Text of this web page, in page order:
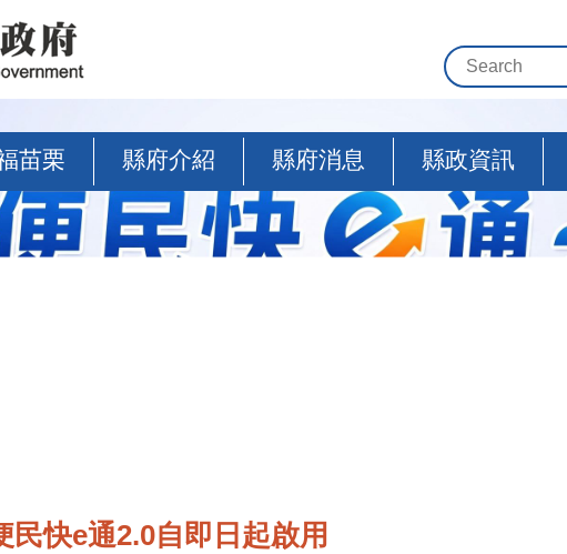
苗栗 縣府介紹 縣府消息 縣政資訊
民快e通2.0自即日起啟用